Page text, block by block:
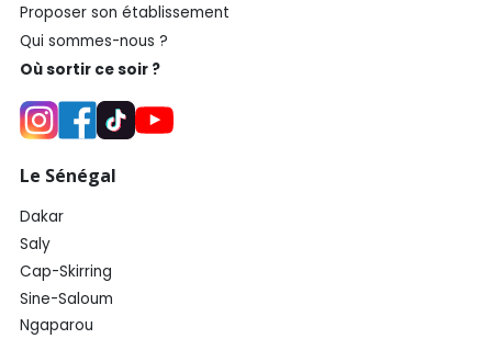
Proposer son établissement
Qui sommes-nous ?
Où sortir ce soir ?
Le Sénégal
Dakar
Saly
Cap-Skirring
Sine-Saloum
Ngaparou